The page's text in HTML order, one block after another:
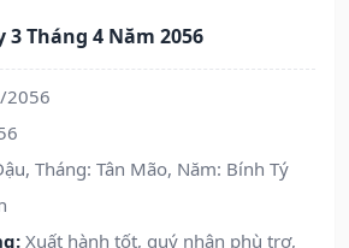
Tháng 4 Năm 2056
2056
Tháng: Tân Mão, Năm: Bính Tý
Xuất hành tốt, quý nhân phù trợ,